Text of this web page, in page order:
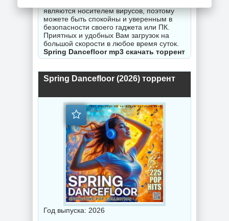
являются носителем вирусов, поэтому
можете быть спокойны и уверенным в
безопасности своего гаджета или ПК.
Приятных и удобных Вам загрузок на
большой скорости в любое время суток.
Spring Dancefloor mp3 скачать торрент
Spring Dancefloor (2026) торрент
Год выпуска: 2026